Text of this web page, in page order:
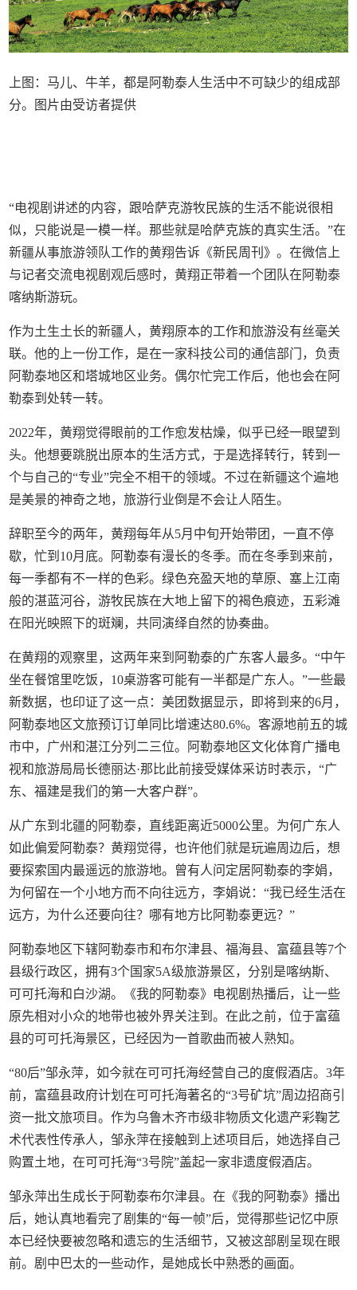
上图：马儿、牛羊，都是阿勒泰人生活中不可缺少的组成部
分。图片由受访者提供
“电视剧讲述的内容，跟哈萨克游牧民族的生活不能说很相
似，只能说是一模一样。那些就是哈萨克族的真实生活。”在
新疆从事旅游领队工作的黄翔告诉《新民周刊》。在微信上
与记者交流电视剧观后感时，黄翔正带着一个团队在阿勒泰
喀纳斯游玩。
作为土生土长的新疆人，黄翔原本的工作和旅游没有丝毫关
联。他的上一份工作，是在一家科技公司的通信部门，负责
阿勒泰地区和塔城地区业务。偶尔忙完工作后，他也会在阿
勒泰到处转一转。
2022年，黄翔觉得眼前的工作愈发枯燥，似乎已经一眼望到
头。他想要跳脱出原本的生活方式，于是选择转行，转到一
个与自己的“专业”完全不相干的领域。不过在新疆这个遍地
是美景的神奇之地，旅游行业倒是不会让人陌生。
辞职至今的两年，黄翔每年从5月中旬开始带团，一直不停
歇，忙到10月底。阿勒泰有漫长的冬季。而在冬季到来前，
每一季都有不一样的色彩。绿色充盈天地的草原、塞上江南
般的湛蓝河谷，游牧民族在大地上留下的褐色痕迹，五彩滩
在阳光映照下的斑斓，共同演绎自然的协奏曲。
在黄翔的观察里，这两年来到阿勒泰的广东客人最多。“中午
坐在餐馆里吃饭，10桌游客可能有一半都是广东人。”一些最
新数据，也印证了这一点：美团数据显示，即将到来的6月，
阿勒泰地区文旅预订订单同比增速达80.6%。客源地前五的城
市中，广州和湛江分列二三位。阿勒泰地区文化体育广播电
视和旅游局局长德丽达·那比此前接受媒体采访时表示，“广
东、福建是我们的第一大客户群”。
从广东到北疆的阿勒泰，直线距离近5000公里。为何广东人
如此偏爱阿勒泰？黄翔觉得，也许他们就是玩遍周边后，想
要探索国内最遥远的旅游地。曾有人问定居阿勒泰的李娟，
为何留在一个小地方而不向往远方，李娟说：“我已经生活在
远方，为什么还要向往？哪有地方比阿勒泰更远？”
阿勒泰地区下辖阿勒泰市和布尔津县、福海县、富蕴县等7个
县级行政区，拥有3个国家5A级旅游景区，分别是喀纳斯、
可可托海和白沙湖。《我的阿勒泰》电视剧热播后，让一些
原先相对小众的地带也被外界关注到。在此之前，位于富蕴
县的可可托海景区，已经因为一首歌曲而被人熟知。
“80后”邹永萍，如今就在可可托海经营自己的度假酒店。3年
前，富蕴县政府计划在可可托海著名的“3号矿坑”周边招商引
资一批文旅项目。作为乌鲁木齐市级非物质文化遗产彩鞠艺
术代表性传承人，邹永萍在接触到上述项目后，她选择自己
购置土地，在可可托海“3号院”盖起一家非遗度假酒店。
邹永萍出生成长于阿勒泰布尔津县。在《我的阿勒泰》播出
后，她认真地看完了剧集的“每一帧”后，觉得那些记忆中原
本已经快要被忽略和遗忘的生活细节，又被这部剧呈现在眼
前。剧中巴太的一些动作，是她成长中熟悉的画面。